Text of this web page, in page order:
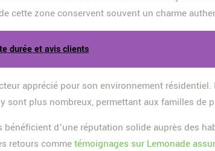
cette zone conservent souvent un charme
durée et avis clients
apprécié pour son environnement
sont plus nombreux, permettant aux familles de
d’une réputation solide auprès des
retours commetémoignages sur Lemonade